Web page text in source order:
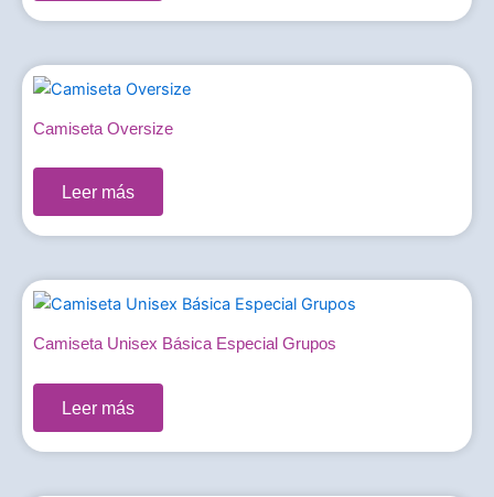
Camiseta Oversize
Leer más
Camiseta Unisex Básica Especial Grupos
Leer más